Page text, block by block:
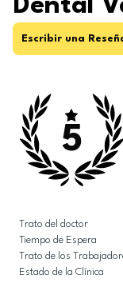
Dental
Escribir una
5
Trato del doctor
Tiempo de Espera
Trato de los
Estado de la Clínica